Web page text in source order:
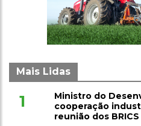
Mais Lidas
1
Ministro do
cooperação
reunião dos BRICS